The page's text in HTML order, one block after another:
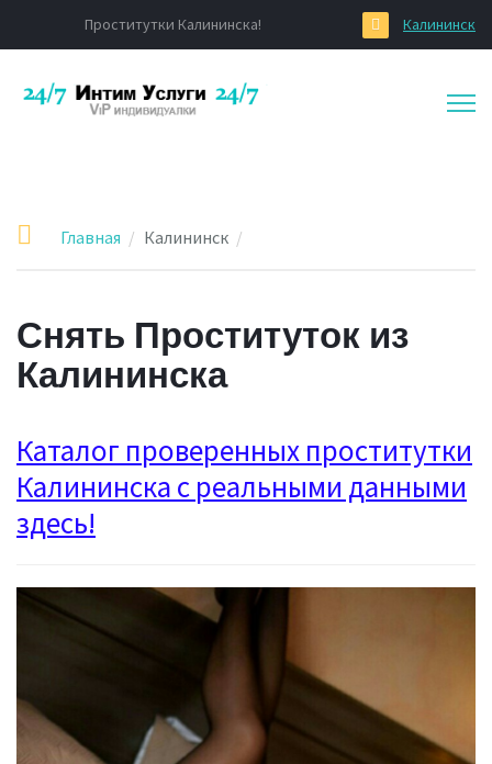
Проститутки Калининска! Калининск
Главная Калининск
Снять Проституток из
Калининска
Каталог проверенных проститутки
Калининска с реальными данными
здесь!